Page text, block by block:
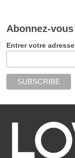
Abonnez-
Entrer votre